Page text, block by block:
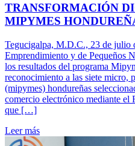
TRANSFORMACIÓN
MIPYMES
Tegucigalpa, M.D.C., 23 de julio
Emprendimiento y de Pequeños
los resultados del programa
reconocimiento a las siete micro,
(mipymes) hondureñas
comercio electrónico mediante el
que […]
Leer más